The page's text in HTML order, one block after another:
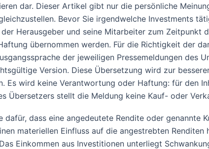
dar. Dieser Artikel gibt nur die persönliche
Bevor Sie irgendwelche Investments
Herausgeber und seine Mitarbeiter zum
übernommen werden. Für die Richtigkeit der
der jeweiligen Pressemeldungen des
Version. Diese Übersetzung wird zur
Es wird keine Verantwortung oder Haftung: für den
Übersetzers stellt die Meldung keine Kauf- oder
dass eine angedeutete Rendite oder genannte
materiellen Einfluss auf die angestrebten
Einkommen aus Investitionen unterliegt